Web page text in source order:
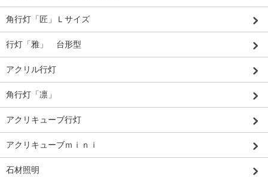
角行灯「匠」Ｌサイズ
行灯「雅」 台形型
アクリル行灯
角行灯「凛」
アクリキューブ行灯
アクリキューブｍｉｎｉ
石材照明